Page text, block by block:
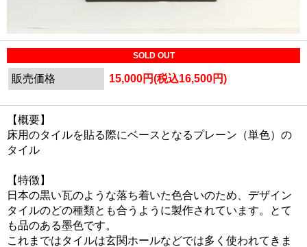
SOLD OUT
販売価格 15,000円(税込16,500円)
【概要】
床用のタイルを貼る際にベースとなるプレーン（単色）の
タイル
【特徴】
日本の黒い瓦のような落ち着いた色合いのため、デザイン
タイルのどの種類とも合うように製作されています。とて
も品のある墨色です。
これまではタイルは玄関ホールなどでは多く使われてきま